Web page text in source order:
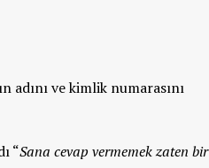
adını ve kimlik numarasını
“Sana cevap vermemek zaten bir